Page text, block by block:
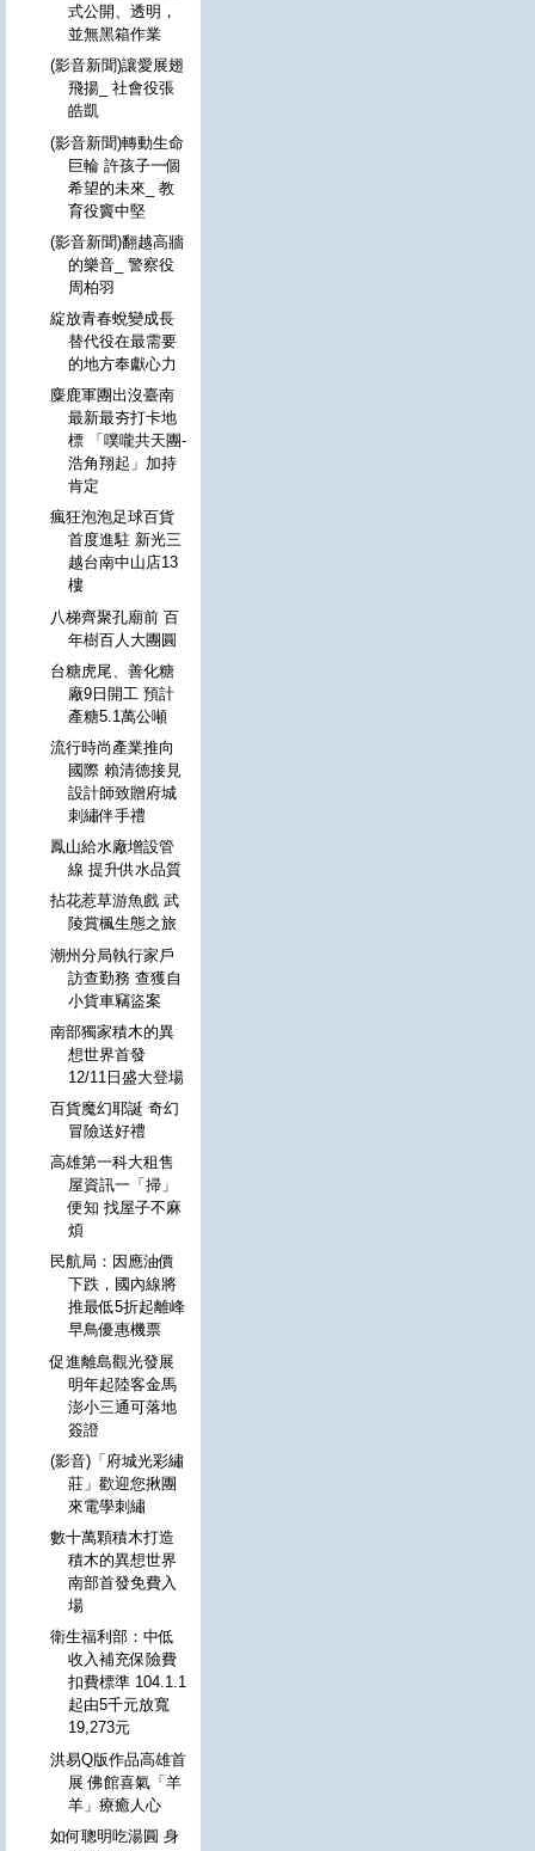
式公開、透明，
並無黑箱作業
(影音新聞)讓愛展翅
飛揚_ 社會役張
皓凱
(影音新聞)轉動生命
巨輪 許孩子一個
希望的未來_ 教
育役竇中堅
(影音新聞)翻越高牆
的樂音_ 警察役
周柏羽
綻放青春蛻變成長
替代役在最需要
的地方奉獻心力
麋鹿軍團出沒臺南
最新最夯打卡地
標 「噗嚨共天團-
浩角翔起」加持
肯定
瘋狂泡泡足球百貨
首度進駐 新光三
越台南中山店13
樓
八梯齊聚孔廟前 百
年樹百人大團圓
台糖虎尾、善化糖
廠9日開工 預計
產糖5.1萬公噸
流行時尚產業推向
國際 賴清德接見
設計師致贈府城
刺繡伴手禮
鳳山給水廠增設管
線 提升供水品質
拈花惹草游魚戲 武
陵賞楓生態之旅
潮州分局執行家戶
訪查勤務 查獲自
小貨車竊盜案
南部獨家積木的異
想世界首發
12/11日盛大登場
百貨魔幻耶誕 奇幻
冒險送好禮
高雄第一科大租售
屋資訊一「掃」
便知 找屋子不麻
煩
民航局：因應油價
下跌，國內線將
推最低5折起離峰
早鳥優惠機票
促進離島觀光發展
明年起陸客金馬
澎小三通可落地
簽證
(影音)「府城光彩繡
莊」歡迎您揪團
來電學刺繡
數十萬顆積木打造
積木的異想世界
南部首發免費入
場
衛生福利部：中低
收入補充保險費
扣費標準 104.1.1
起由5千元放寬
19,273元
洪易Q版作品高雄首
展 佛館喜氣「羊
羊」療癒人心
如何聰明吃湯圓 身